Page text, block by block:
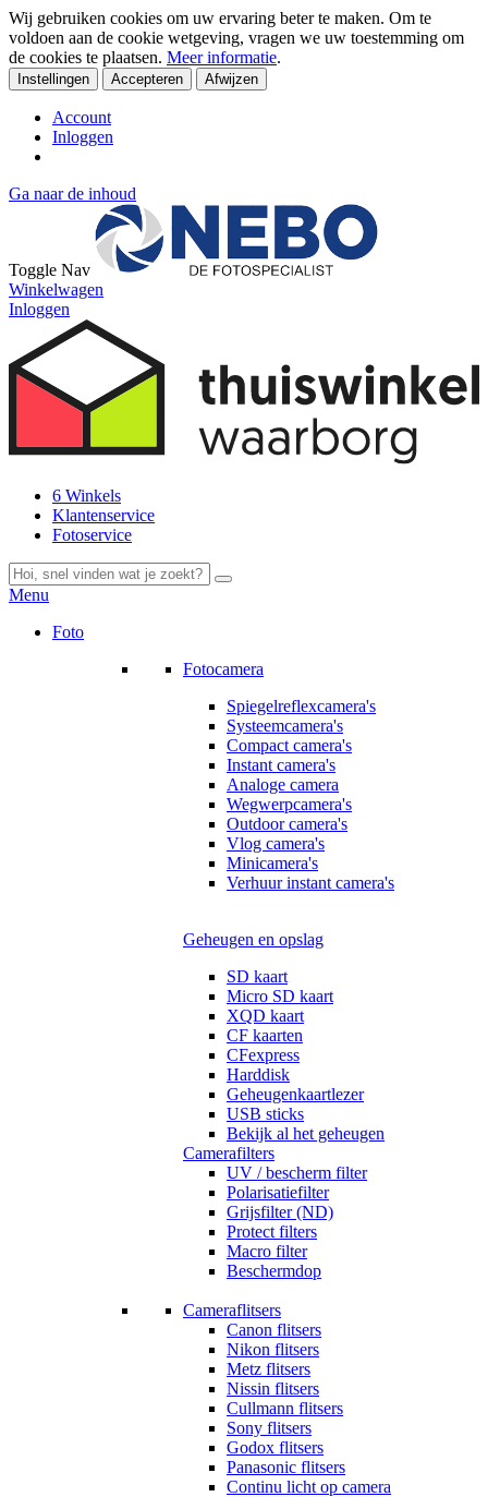
Wij gebruiken cookies om uw ervaring beter te maken. Om te
voldoen aan de cookie wetgeving, vragen we uw toestemming om
de cookies te plaatsen. Meer informatie.
Instellingen Accepteren Afwijzen
Account
Inloggen
Ga naar de inhoud
Toggle Nav
Winkelwagen
Inloggen
6 Winkels
Klantenservice
Fotoservice
Menu
Foto
Fotocamera
Spiegelreflexcamera's
Systeemcamera's
Compact camera's
Instant camera's
Analoge camera
Wegwerpcamera's
Outdoor camera's
Vlog camera's
Minicamera's
Verhuur instant camera's
Geheugen en opslag
SD kaart
Micro SD kaart
XQD kaart
CF kaarten
CFexpress
Harddisk
Geheugenkaartlezer
USB sticks
Bekijk al het geheugen
Camerafilters
UV / bescherm filter
Polarisatiefilter
Grijsfilter (ND)
Protect filters
Macro filter
Beschermdop
Cameraflitsers
Canon flitsers
Nikon flitsers
Metz flitsers
Nissin flitsers
Cullmann flitsers
Sony flitsers
Godox flitsers
Panasonic flitsers
Continu licht op camera